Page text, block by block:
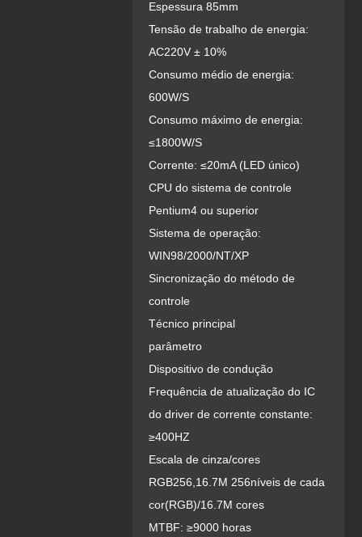
Espessura 85mm
Tensão de trabalho de energia:
AC220V ± 10%
Consumo médio de energia:
600W/S
Consumo máximo de energia:
≤1800W/S
Corrente: ≤20mA (LED único)
CPU do sistema de controle
Pentium4 ou superior
Sistema de operação:
WIN98/2000/NT/XP
Sincronização do método de
controle
Técnico principal
parâmetro
Dispositivo de condução
Frequência de atualização do IC
do driver de corrente constante:
≥400HZ
Escala de cinza/cores
RGB256,16.7M 256níveis de cada
cor(RGB)/16.7M cores
MTBF: ≥9000 horas